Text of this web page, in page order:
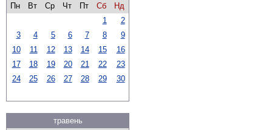
Пн
Вт Ср Чт Пт Сб
Нд
1
2
3
4 5 6 7 8
9
10
11 12 13 14 15
16
17
18 19 20 21 22
23
24
25 26 27 28 29 30
травень